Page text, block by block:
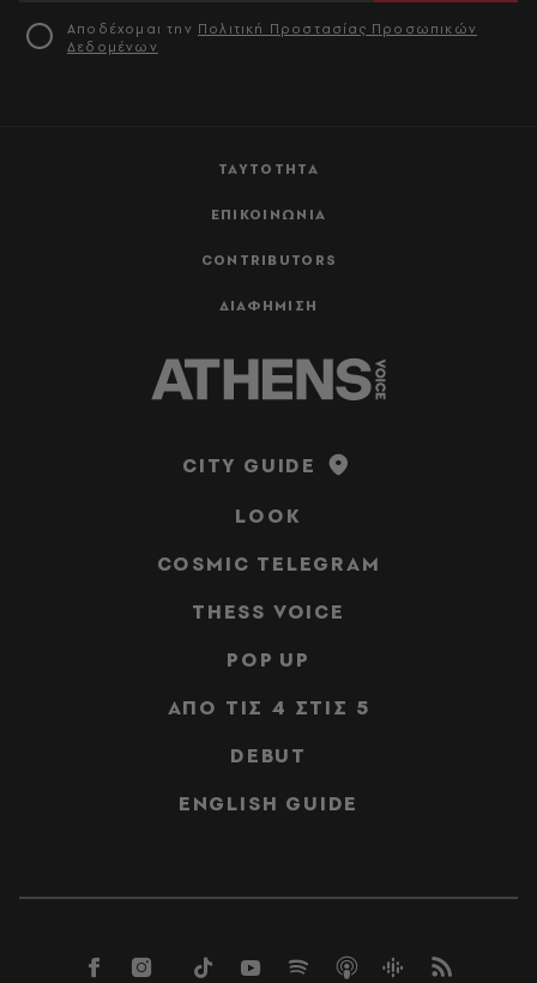
ΤΑΥΤΟΤΗΤΑ
ΕΠΙΚΟΙΝΩΝΙΑ
CONTRIBUTORS
ΔΙΑΦΗΜΙΣΗ
Αποδέχομαι την Πολιτική Προστασίας Προσωπικών
Δεδομένων
CITY GUIDE
LOOK
COSMIC TELEGRAM
THESS VOICE
POP UP
ΑΠΟ ΤΙΣ 4 ΣΤΙΣ 5
DEBUT
ENGLISH GUIDE